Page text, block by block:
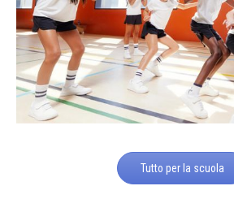
Tutto per la scuola